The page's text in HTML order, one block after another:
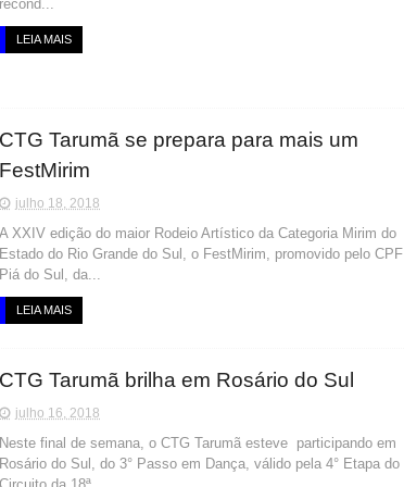
recond...
LEIA MAIS
CTG Tarumã se prepara para mais um
FestMirim
julho 18, 2018
A XXIV edição do maior Rodeio Artístico da Categoria Mirim do
Estado do Rio Grande do Sul, o FestMirim, promovido pelo CPF
Piá do Sul, da...
LEIA MAIS
CTG Tarumã brilha em Rosário do Sul
julho 16, 2018
Neste final de semana, o CTG Tarumã esteve participando em
Rosário do Sul, do 3° Passo em Dança, válido pela 4° Etapa do